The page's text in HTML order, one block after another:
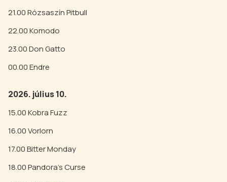
21.00 Rózsaszín Pitbull
22.00 Komodo
23.00 Don Gatto
00.00 Endre
2026. július 10.
15.00 Kobra Fuzz
16.00 Vorlorn
17.00 Bitter Monday
18.00 Pandora's Curse